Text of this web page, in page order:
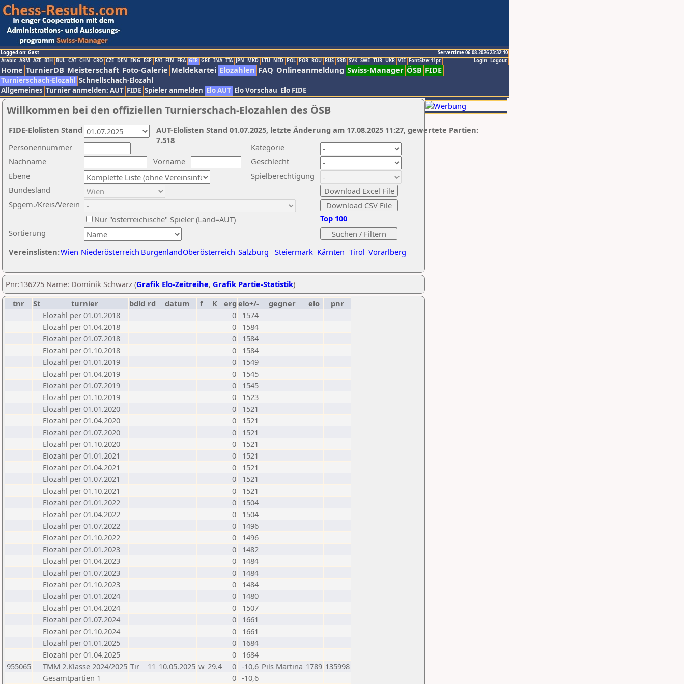
Logged on: Gast
Servertime 06.08.2026 23:32:10
Logout
Login
Arabic ARM AZE BIH BUL CAT CHN CRO CZE DEN ENG ESP FAI FIN FRA GER GRE INA ITA JPN MKD LTU NED POL POR ROU RUS SRB SVK SWE TUR UKR VIE FontSize:11pt
Home TurnierDB Meisterschaft Foto-Galerie Meldekartei Elozahlen FAQ Onlineanmeldung Swiss-Manager ÖSB FIDE
Turnierschach-Elozahl Schnellschach-Elozahl
Allgemeines Turnier anmelden: AUT FIDE Spieler anmelden Elo AUT Elo Vorschau Elo FIDE
Willkommen bei den offiziellen Turnierschach-Elozahlen des ÖSB
Nachname
Vorname
Ebene
Kategorie
Sortierung
Personennummer
Bundesland
Spgem./Kreis/Verein
Geschlecht
Nur "österreichische" Spieler (Land=AUT)
Spielberechtigung
Vereinslisten:Wien Niederösterreich BurgenlandOberösterreich Salzburg Steiermark Kärnten Tirol Vorarlberg
Top 100
AUT-Elolisten Stand 01.07.2025, letzte Änderung am 17.08.2025 11:27, gewertete Partien:
7.518
FIDE-Elolisten Stand
Pnr:136225 Name: Dominik Schwarz (Grafik Elo-Zeitreihe, Grafik Partie-Statistik)
tnr
St turnier bdld rd datum f K erg elo+/- gegner elo
pnr
Elozahl per 01.01.2018
0
1574
Elozahl per 01.04.2018
0
1584
Elozahl per 01.07.2018
0
1584
Elozahl per 01.10.2018
0
1584
Elozahl per 01.01.2019
0
1549
Elozahl per 01.04.2019
0
1545
Elozahl per 01.07.2019
0
1545
Elozahl per 01.10.2019
0
1523
Elozahl per 01.01.2020
0
1521
Elozahl per 01.04.2020
0
1521
Elozahl per 01.07.2020
0
1521
Elozahl per 01.10.2020
0
1521
Elozahl per 01.01.2021
0
1521
Elozahl per 01.04.2021
0
1521
Elozahl per 01.07.2021
0
1521
Elozahl per 01.10.2021
0
1521
Elozahl per 01.01.2022
0
1504
Elozahl per 01.04.2022
0
1504
Elozahl per 01.07.2022
0
1496
Elozahl per 01.10.2022
0
1496
Elozahl per 01.01.2023
0
1482
Elozahl per 01.04.2023
0
1484
Elozahl per 01.07.2023
0
1484
Elozahl per 01.10.2023
0
1484
Elozahl per 01.01.2024
0
1480
Elozahl per 01.04.2024
0
1507
Elozahl per 01.07.2024
0
1661
Elozahl per 01.10.2024
0
1661
Elozahl per 01.01.2025
0
1684
Elozahl per 01.04.2025
0
1684
955065
TMM 2.Klasse 2024/2025 Tir 11 10.05.2025 w 29.4 0 -10,6 Pils Martina 1789 135998
Gesamtpartien 1
0 -10,6